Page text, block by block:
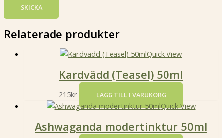
Relaterade produkter
Quick View
Kardvädd (Teasel) 50ml
215kr LÄGG TILL I VARUKORG
Quick View
Ashwaganda modertinktur 50ml